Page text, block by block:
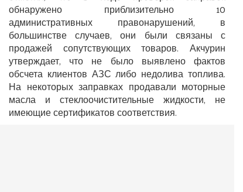
обнаружено приблизительно 10
административных правонарушений, в
большинстве случаев, они были связаны с
продажей сопутствующих товаров. Акчурин
утверждает, что не было выявлено фактов
обсчета клиентов АЗС либо недолива топлива.
На некоторых заправках продавали моторные
масла и стеклоочистительные жидкости, не
имеющие сертификатов соответствия.